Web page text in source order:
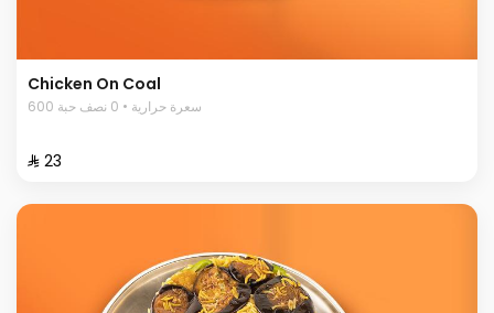
Chicken On Coal
600 سعرة حرارية • 0 نصف حبة
⁨⁦‪‬ 23⁩